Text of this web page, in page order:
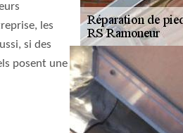
les
si des
posent une